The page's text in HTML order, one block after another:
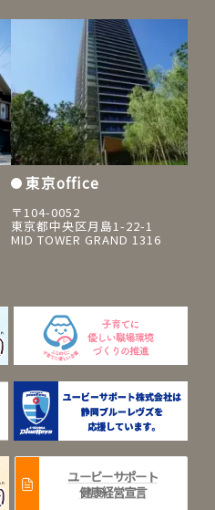
東京office
〒104-0052
東京都中央区月島1-22-1
MID TOWER GRAND 1316
ユービーサポート
健康経営宣言